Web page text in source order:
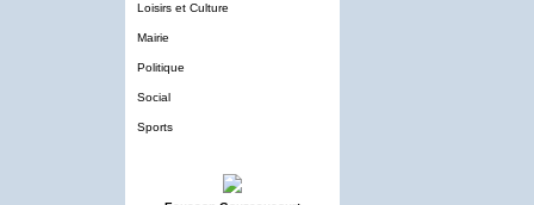
Loisirs et Culture
Mairie
Politique
Social
Sports